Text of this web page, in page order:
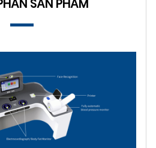
SẢN PHẨM